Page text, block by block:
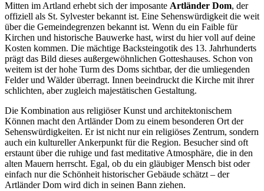
Mitten im Artland erhebt sich der imposante Artländer Dom, der
offiziell als St. Sylvester bekannt ist. Eine Sehenswürdigkeit die weit
über die Gemeindegrenzen bekannt ist. Wenn du ein Faible für
Kirchen und historische Bauwerke hast, wirst du hier voll auf deine
Kosten kommen. Die mächtige Backsteingotik des 13. Jahrhunderts
prägt das Bild dieses außergewöhnlichen Gotteshauses. Schon von
weitem ist der hohe Turm des Doms sichtbar, der die umliegenden
Felder und Wälder überragt. Innen beeindruckt die Kirche mit ihrer
schlichten, aber zugleich majestätischen Gestaltung.
Die Kombination aus religiöser Kunst und architektonischem
Können macht den Artländer Dom zu einem besonderen Ort der
Sehenswürdigkeiten. Er ist nicht nur ein religiöses Zentrum, sondern
auch ein kultureller Ankerpunkt für die Region. Besucher sind oft
erstaunt über die ruhige und fast meditative Atmosphäre, die in den
alten Mauern herrscht. Egal, ob du ein gläubiger Mensch bist oder
einfach nur die Schönheit historischer Gebäude schätzt – der
Artländer Dom wird dich in seinen Bann ziehen.